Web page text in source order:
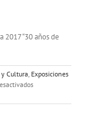
2017 “30 años de
Cultura, Exposiciones
en
Muestra